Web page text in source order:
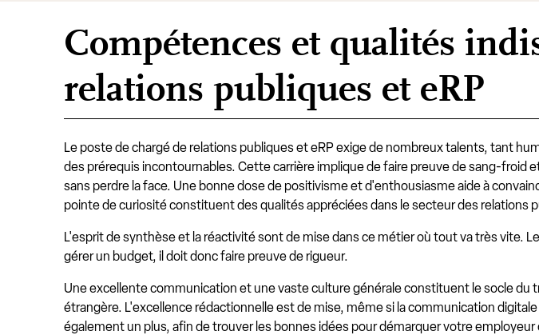
Compétences et qualités
relations publiques et eRP
Le poste de chargé de relations publiques et eRP exige de nombreux talents, tant
des prérequis incontournables. Cette carrière implique de faire preuve de sang-
sans perdre la face. Une bonne dose de positivisme et d'enthousiasme aide à
pointe de curiosité constituent des qualités appréciées dans le secteur des relations
L'esprit de synthèse et la réactivité sont de mise dans ce métier où tout va très vite.
gérer un budget, il doit donc faire preuve de rigueur.
Une excellente communication et une vaste culture générale constituent le socle du
étrangère. L'excellence rédactionnelle est de mise, même si la communication
également un plus, afin de trouver les bonnes idées pour démarquer votre employeur